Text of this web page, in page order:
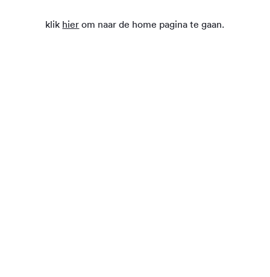
klik hier om naar de home pagina te gaan.